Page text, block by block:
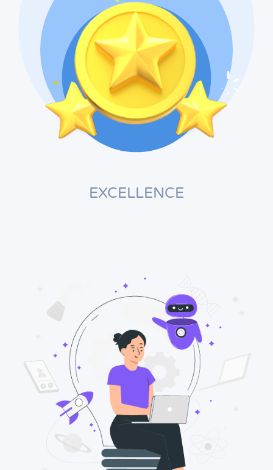
EXCELLENCE